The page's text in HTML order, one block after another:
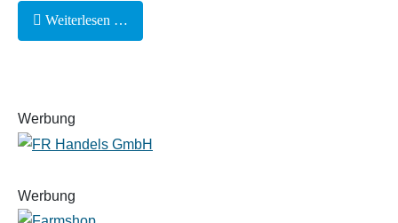
Werbung
Werbung
Weiterlesen …